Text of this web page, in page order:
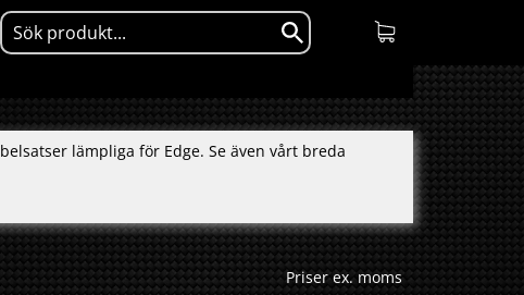
lämpliga för Edge. Se även vårt breda
Priser ex. moms